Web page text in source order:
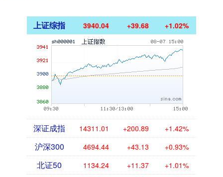
上证综指 3940.04 +39.68 +1.02%
深证成指 14311.01 +200.89 +1.42%
沪深300 4694.44 +43.13 +0.93%
北证50 1134.24 +11.37 +1.01%